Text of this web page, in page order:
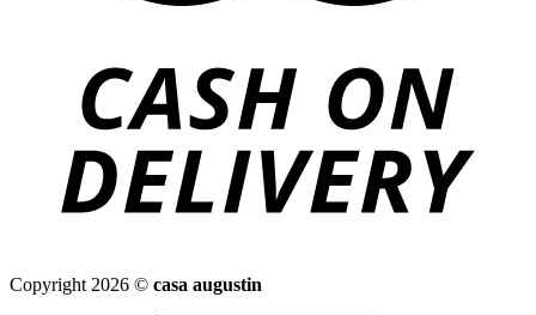
Copyright 2026 © casa augustin